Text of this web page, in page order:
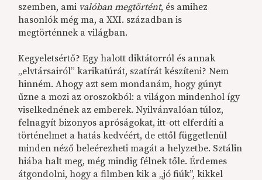
szemben, ami valóban megtörtént, és amihez
hasonlók még ma, a XXI. században is
megtörténnek a világban.
Kegyeletsértő? Egy halott diktátorról és annak
„elvtársairól” karikatúrát, szatírát készíteni? Nem
hinném. Ahogy azt sem mondanám, hogy gúnyt
űzne a mozi az oroszokból: a világon mindenhol így
viselkednének az emberek. Nyilvánvalóan túloz,
felnagyít bizonyos apróságokat, itt-ott elferdíti a
történelmet a hatás kedvéért, de ettől függetlenül
minden néző beleérezheti magát a helyzetbe. Sztálin
hiába halt meg, még mindig félnek tőle. Érdemes
átgondolni, hogy a filmben kik a „jó fiúk”, kikkel